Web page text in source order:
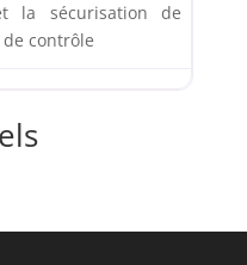
la sécurisation de
contrôle